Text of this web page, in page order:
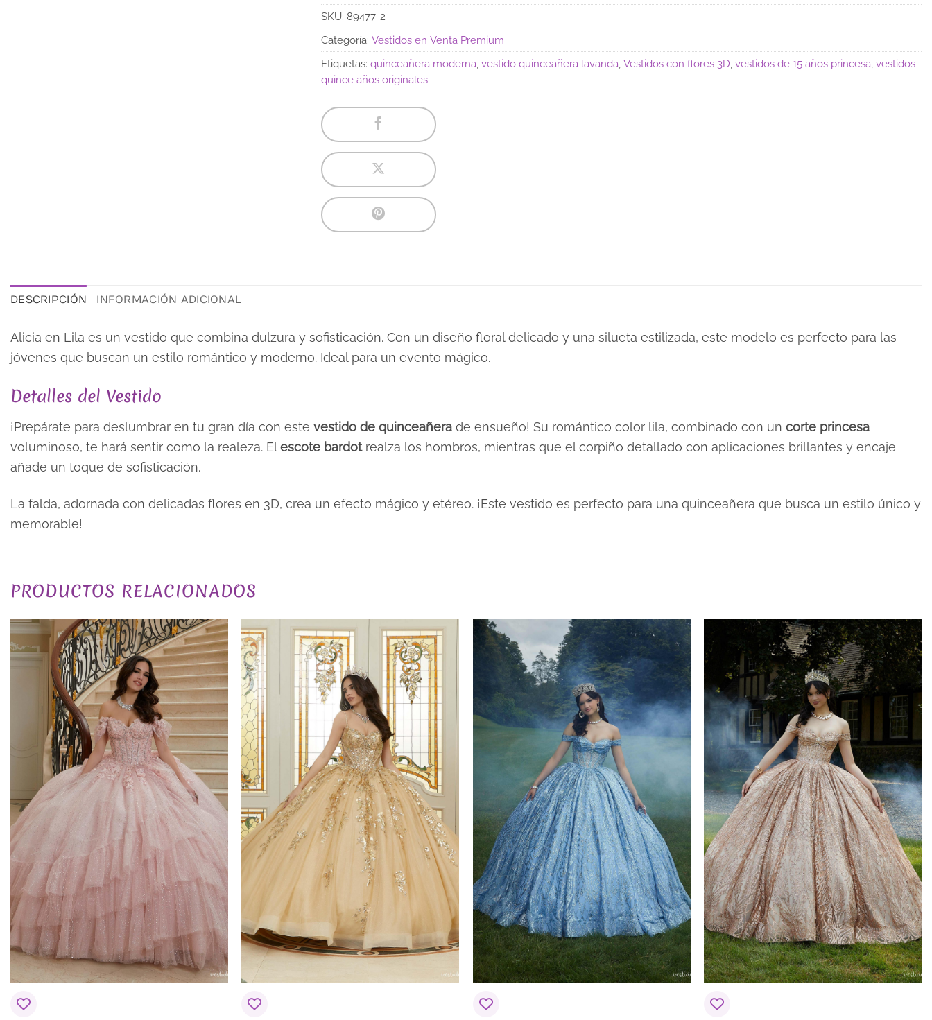
SKU: 89477-2
Categoría: Vestidos en Venta Premium
Etiquetas: quinceañera moderna vestido quinceañera lavanda Vestidos con flores 3D vestidos de 15 años princesa vestidos
quince años originales
DESCRIPCIÓN INFORMACIÓN ADICIONAL
Alicia en Lila es un vestido que combina dulzura y sofisticación. Con un diseño floral delicado y una silueta estilizada, este modelo es perfecto para las
jóvenes que buscan un estilo romántico y moderno. Ideal para un evento mágico.
Detalles del Vestido
¡Prepárate para deslumbrar en tu gran día con este vestido de quinceañera de ensueño! Su romántico color lila, combinado con un corte princesa
voluminoso, te hará sentir como la realeza. Elescote bardotrealza los hombros, mientras que el corpiño detallado con aplicaciones brillantes y encaje
añade un toque de sofisticación.
La falda, adornada con delicadas flores en 3D, crea un efecto mágico y etéreo. ¡Este vestido es perfecto para una quinceañera que busca un estilo único y
memorable!
COLOR Morados / Lilas
PLAZO DE ENTREGA Plazo de Entrega: 120 días
PRODUCTOS RELACIONADOS